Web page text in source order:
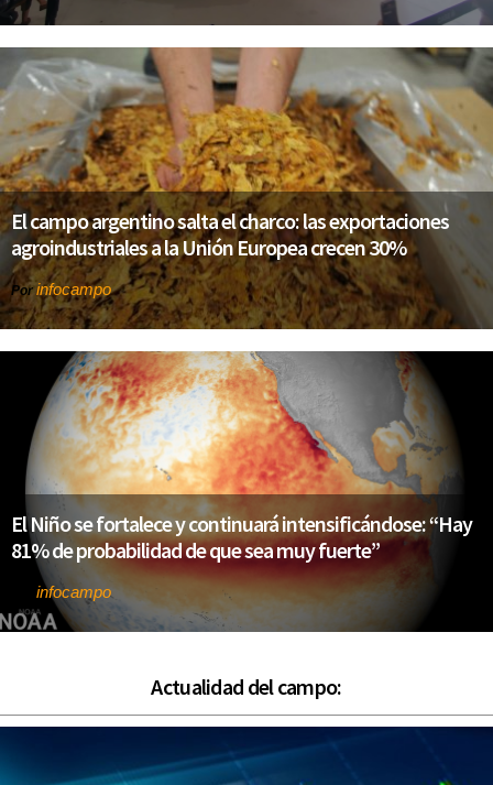
El campo argentino salta el charco: las exportaciones
agroindustriales a la Unión Europea crecen 30%
Porinfocampo
El Niño se fortalece y continuará intensificándose: “Hay
81% de probabilidad de que sea muy fuerte”
infocampo
Actualidad del campo: